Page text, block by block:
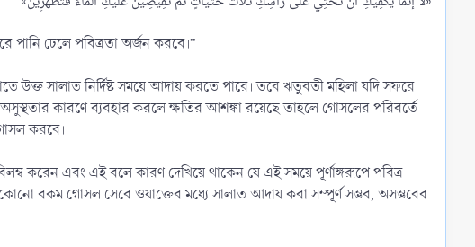
পানি ঢেলে পবিত্রতা অর্জন করবে।”
উক্ত সালাত নির্দিষ্ট সময়ে আদায় করতে পারে। তবে ঋতুবতী মহিলা যদি সফরে
কারণে ব্যবহার করলে ক্ষতির আশঙ্কা রয়েছে তাহলে গোসলের পরিবর্তে
করবে।
করেন এবং এই বলে কারণ দেখিয়ে থাকেন যে এই সময়ে পূর্ণাঙ্গরূপে পবিত্র
রকম গোসল সেরে ওয়াক্তের মধ্যে সালাত আদায় করা সম্পূর্ণ সম্ভব, অসম্ভবের